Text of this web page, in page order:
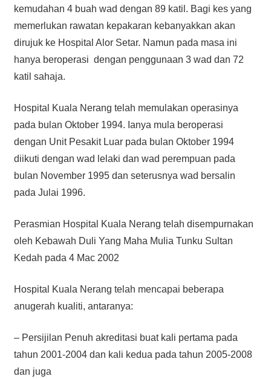
kemudahan 4 buah wad dengan 89 katil. Bagi kes yang
memerlukan rawatan kepakaran kebanyakkan akan
dirujuk ke Hospital Alor Setar. Namun pada masa ini
hanya beroperasi dengan penggunaan 3 wad dan 72
katil sahaja.
Hospital Kuala Nerang telah memulakan operasinya
pada bulan Oktober 1994. Ianya mula beroperasi
dengan Unit Pesakit Luar pada bulan Oktober 1994
diikuti dengan wad lelaki dan wad perempuan pada
bulan November 1995 dan seterusnya wad bersalin
pada Julai 1996.
Perasmian Hospital Kuala Nerang telah disempurnakan
oleh Kebawah Duli Yang Maha Mulia Tunku Sultan
Kedah pada 4 Mac 2002
Hospital Kuala Nerang telah mencapai beberapa
anugerah kualiti, antaranya:
– Persijilan Penuh akreditasi buat kali pertama pada
tahun 2001-2004 dan kali kedua pada tahun 2005-2008
dan juga